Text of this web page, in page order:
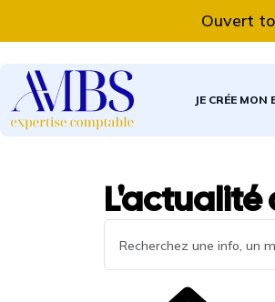
Ouvert tout
JE CRÉE MON
L'actualité